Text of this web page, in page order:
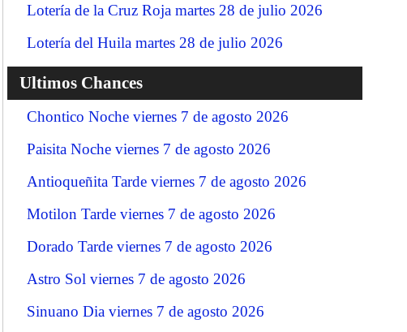
Lotería de la Cruz Roja martes 28 de julio 2026
Lotería del Huila martes 28 de julio 2026
Ultimos Chances
Chontico Noche viernes 7 de agosto 2026
Paisita Noche viernes 7 de agosto 2026
Antioqueñita Tarde viernes 7 de agosto 2026
Motilon Tarde viernes 7 de agosto 2026
Dorado Tarde viernes 7 de agosto 2026
Astro Sol viernes 7 de agosto 2026
Sinuano Dia viernes 7 de agosto 2026